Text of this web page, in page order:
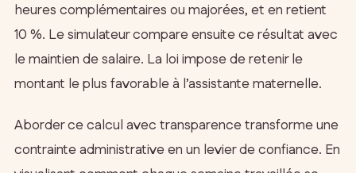
heures complémentaires ou majorées, et en retient
10 %. Le simulateur compare ensuite ce résultat avec
le maintien de salaire. La loi impose de retenir le
montant le plus favorable à l’assistante maternelle.
Aborder ce calcul avec transparence transforme une
contrainte administrative en un levier de confiance. En